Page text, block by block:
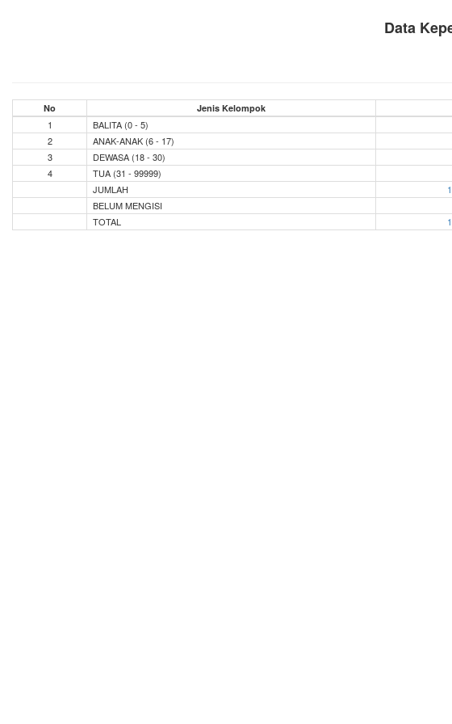
Data
No Jenis Kelompok
1 BALITA (0 - 5)
2
ANAK-ANAK (6 - 17)
3
DEWASA (18 - 30)
4
TUA (31 - 99999)
JUMLAH
BELUM MENGISI
TOTAL